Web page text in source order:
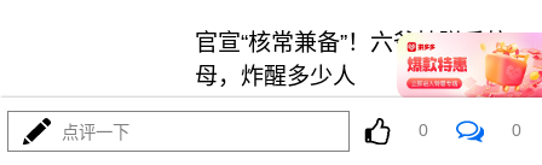
官宣“核常兼备”！六爷挂弹反航
母，炸醒多少人
阅读 13103
点评一下 0 0